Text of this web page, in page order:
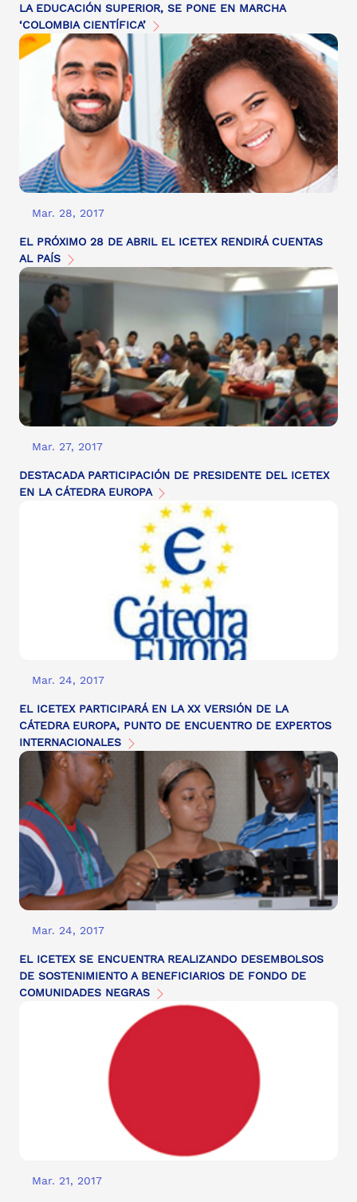
LA EDUCACIÓN SUPERIOR, SE PONE EN MARCHA
‘COLOMBIA CIENTÍFICA’
Mar. 28, 2017
EL PRÓXIMO 28 DE ABRIL EL ICETEX RENDIRÁ CUENTAS
AL PAÍS
Mar. 27, 2017
DESTACADA PARTICIPACIÓN DE PRESIDENTE DEL ICETEX
EN LA CÁTEDRA EUROPA
Mar. 24, 2017
EL ICETEX PARTICIPARÁ EN LA XX VERSIÓN DE LA
CÁTEDRA EUROPA, PUNTO DE ENCUENTRO DE EXPERTOS
INTERNACIONALES
Mar. 24, 2017
EL ICETEX SE ENCUENTRA REALIZANDO DESEMBOLSOS
DE SOSTENIMIENTO A BENEFICIARIOS DE FONDO DE
COMUNIDADES NEGRAS
Mar. 21, 2017